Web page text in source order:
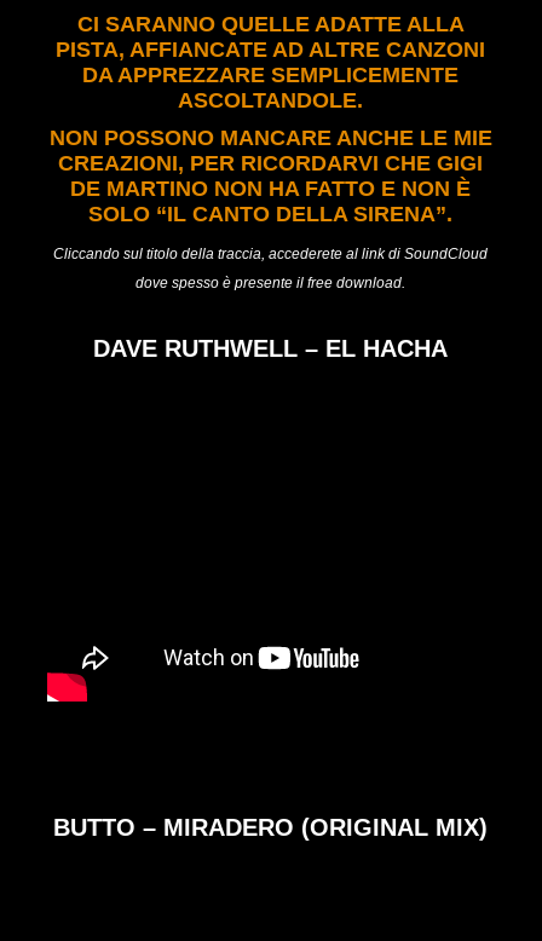
CI SARANNO QUELLE ADATTE ALLA
PISTA, AFFIANCATE AD ALTRE CANZONI
DA APPREZZARE SEMPLICEMENTE
ASCOLTANDOLE.
NON POSSONO MANCARE ANCHE LE MIE
CREAZIONI, PER RICORDARVI CHE GIGI
DE MARTINO NON HA FATTO E NON È
SOLO “IL CANTO DELLA SIRENA”.
Cliccando sul titolo della traccia, accederete al link di SoundCloud
dove spesso è presente il free download.
DAVE RUTHWELL – EL HACHA
BUTTO – MIRADERO (ORIGINAL MIX)